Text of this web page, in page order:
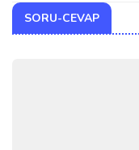
SORU-CEVAP